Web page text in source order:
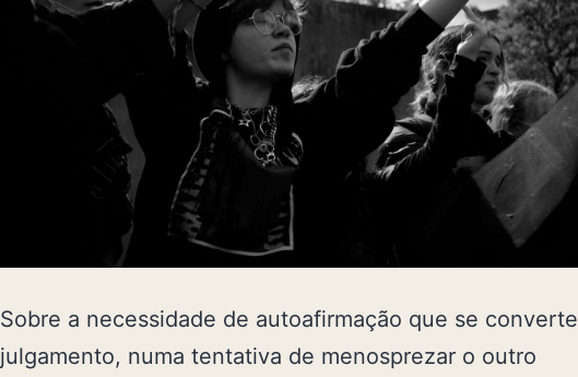
Sobre a necessidade de autoafirmação que se
julgamento, numa tentativa de menosprezar o outro